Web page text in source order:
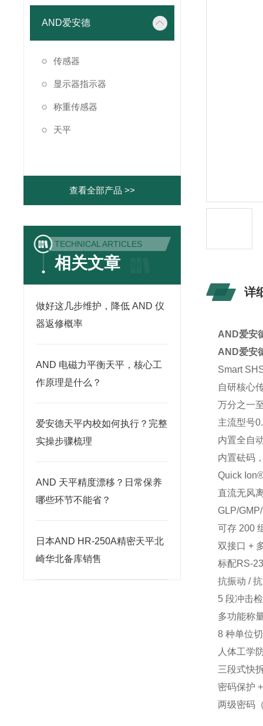
AND爱安德
传感器
显示器指示器
称重传感器
天平
查看全部产品 >>
TECHNICAL ARTICLES
相关文章
做好这几步维护，降低 AND 仪
器返修概率
AND 电磁力平衡天平，核心工
作原理是什么？
爱安德天平内校如何执行？完整
实操步骤梳理
AND 天平精度漂移？日常保养
哪些环节不能省？
日本AND HR-250A精密天平北
崎华北备库销售
详
AND爱安
AND爱安
Smart
自研核心
万分之一
主流型号
内置全自
内置砝码
Quick
直流无风
GLP/
可存 200
双接口 +
标配RS-
抗振动 /
5 段冲击
多功能称
8 种单位
人体工学
三段式快
密码保护
两级密码